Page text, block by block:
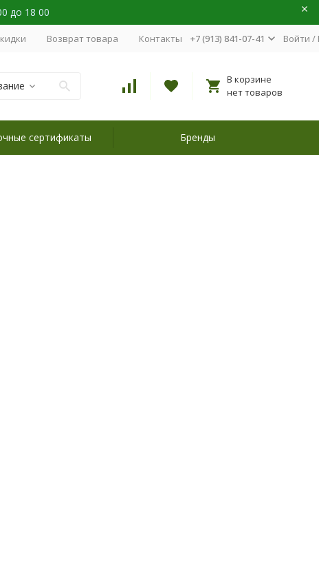
до 18 00
Возврат товара Контакты +7 (913) 841-07-41 Войти /
В корзине
нет товаров
сертификаты Бренды